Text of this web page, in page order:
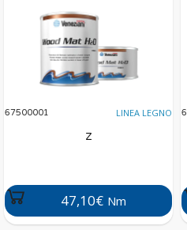
67500001 LINEA LEGNO
Z
47,10€ Nm